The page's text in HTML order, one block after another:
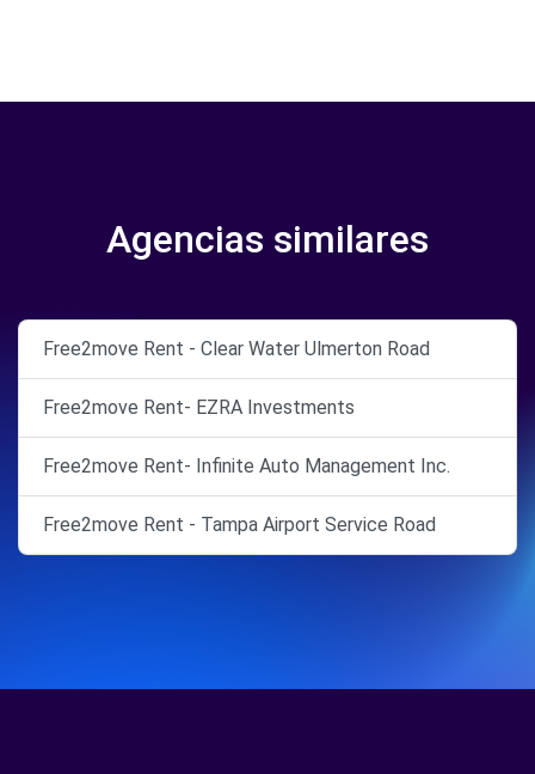
Agencias similares
Free2move Rent - Clear Water Ulmerton Road
Free2move Rent- EZRA Investments
Free2move Rent- Infinite Auto Management Inc.
Free2move Rent - Tampa Airport Service Road